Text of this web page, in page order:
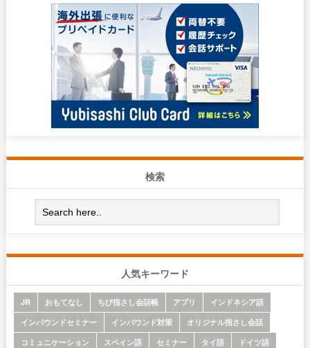
検索
人気キーワード
JR おもてなし ちび指さし会話帳 アプリ
インドネシア語
インバウンドセミナー
インバウンド対策
オリジナル指さし会話
コミュニケーション
スペイン語 セミナー タイ語
ドイツ語